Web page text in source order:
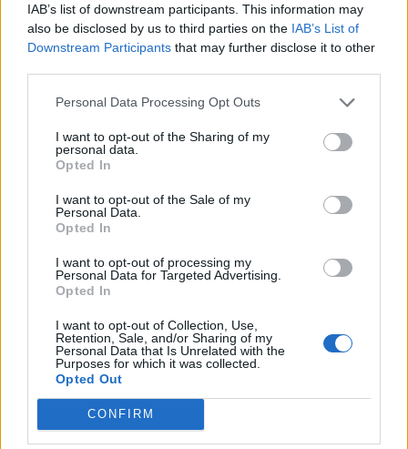
IAB’s list of downstream participants. This information may
also be disclosed by us to third parties on the IAB’s List of
Downstream Participants that may further disclose it to other
Personal Data Processing Opt Outs
I want to opt-out of the Sharing of my
personal data.
Opted In
I want to opt-out of the Sale of my
Personal Data.
Opted In
I want to opt-out of processing my
Personal Data for Targeted Advertising.
Opted In
I want to opt-out of Collection, Use,
Retention, Sale, and/or Sharing of my
Personal Data that Is Unrelated with the
Purposes for which it was collected.
Opted Out
CONFIRM